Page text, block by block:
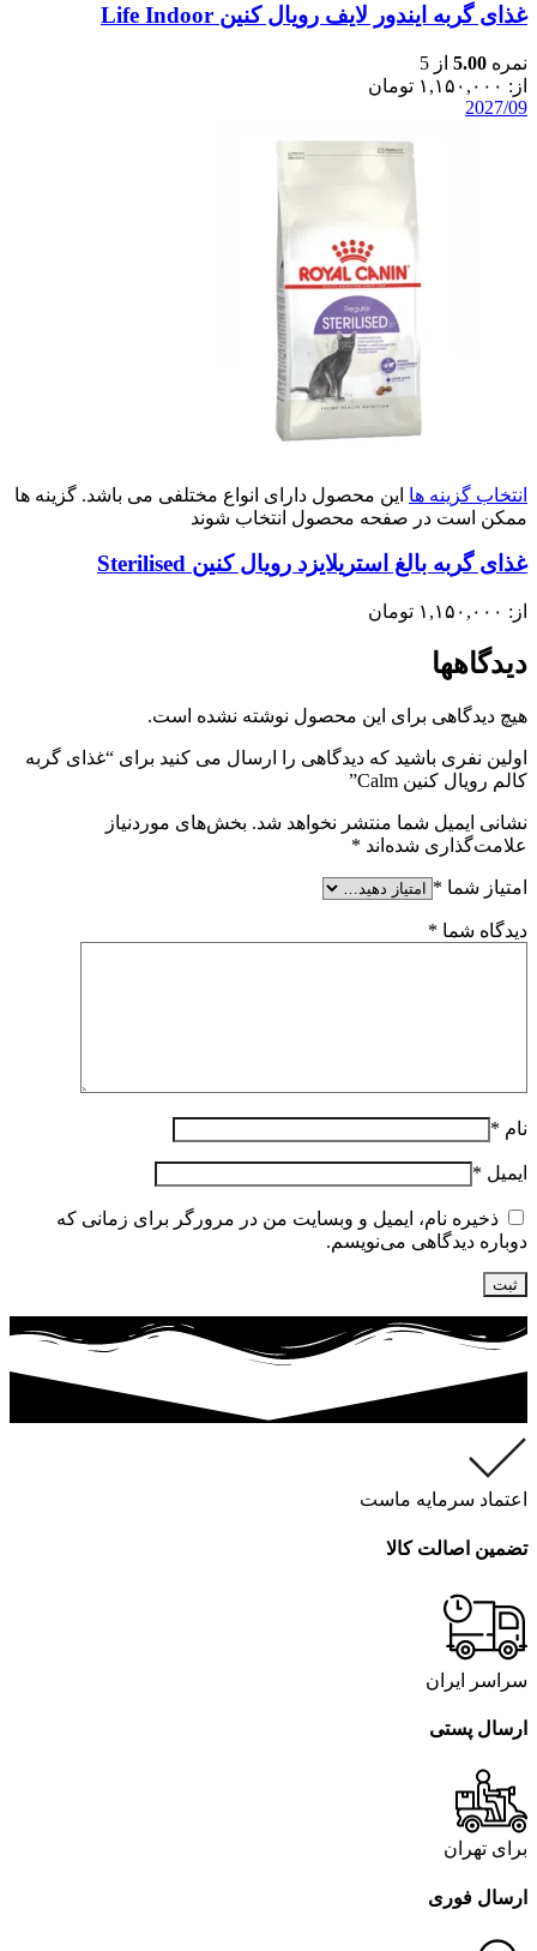
غذای گربه ایندور لایف رویال کنین Life Indoor
نمره 5.00 از 5
از: ۱,۱۵۰,۰۰۰ تومان
2027/09
انتخاب گزینه ها این محصول دارای انواع مختلفی می باشد. گزینه ها
ممکن است در صفحه محصول انتخاب شوند
غذای گربه بالغ استریلایزد رویال کنین Sterilised
از: ۱,۱۵۰,۰۰۰ تومان
دیدگاهها
هیچ دیدگاهی برای این محصول نوشته نشده است.
اولین نفری باشید که دیدگاهی را ارسال می کنید برای “غذای گربه
کالم رویال کنین Calm”
نشانی ایمیل شما منتشر نخواهد شد. بخش‌های موردنیاز
علامت‌گذاری شده‌اند *
امتیاز شما *
دیدگاه شما *
نام *
ایمیل *
ذخیره نام، ایمیل و وبسایت من در مرورگر برای زمانی که
دوباره دیدگاهی می‌نویسم.
اعتماد سرمایه ماست
تضمین اصالت کالا
سراسر ایران
ارسال پستی
برای تهران
ارسال فوری